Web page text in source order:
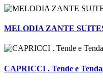
MELODIA ZANTE
CAPRICCI . Tende e